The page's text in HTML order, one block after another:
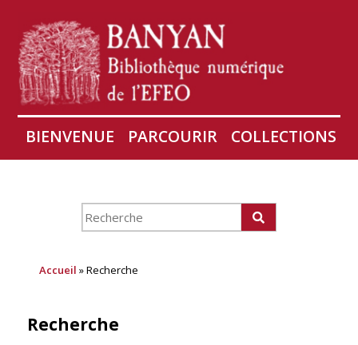
BIENVENUE PARCOURIR
COLLECTIONS
AIRES
CONSERVATION D'ANGKOR
Accueil » Recherche
Recherche